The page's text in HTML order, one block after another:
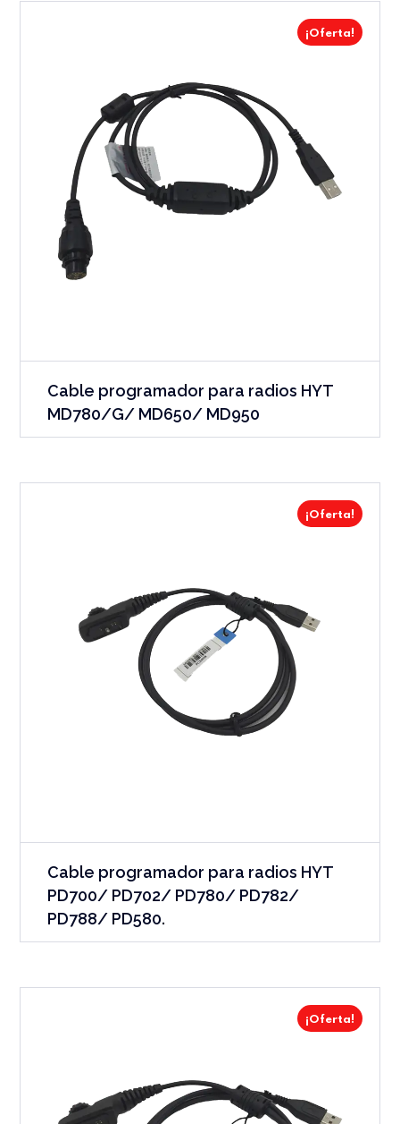
¡Oferta!
Cable programador para radios HYT
MD780/G/ MD650/ MD950
¡Oferta!
Cable programador para radios HYT
PD700/ PD702/ PD780/ PD782/
PD788/ PD580.
¡Oferta!